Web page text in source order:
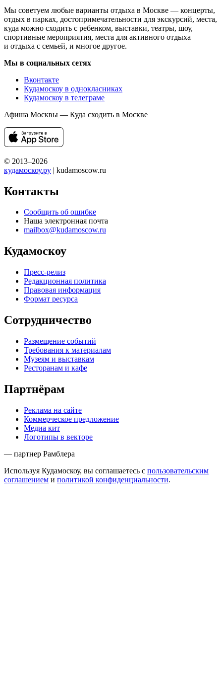
Мы советуем любые варианты отдыха в Москве — концерты,
отдых в парках, достопримечательности для экскурсий, места,
куда можно сходить с ребенком, выставки, театры, шоу,
спортивные мероприятия, места для активного отдыха
и отдыха с семьей, и многое другое.
Мы в социальных сетях
Вконтакте
Кудамоскоу в однокласниках
Кудамоскоу в телеграме
Афиша Москвы — Куда сходить в Москве
© 2013–2026
кудамоскоу.ру | kudamoscow.ru
Контакты
Сообщить об ошибке
Наша электронная почта
mailbox@kudamoscow.ru
Кудамоскоу
Пресс-релиз
Редакционная политика
Правовая информация
Формат ресурса
Сотрудничество
Размещение событий
Требования к материалам
Музеям и выставкам
Ресторанам и кафе
Партнёрам
Реклама на сайте
Коммерческое предложение
Медиа кит
Логотипы в векторе
— партнер Рамблера
Используя Кудамоскоу, вы соглашаетесь с пользовательским
соглашением и политикой конфиденциальности.